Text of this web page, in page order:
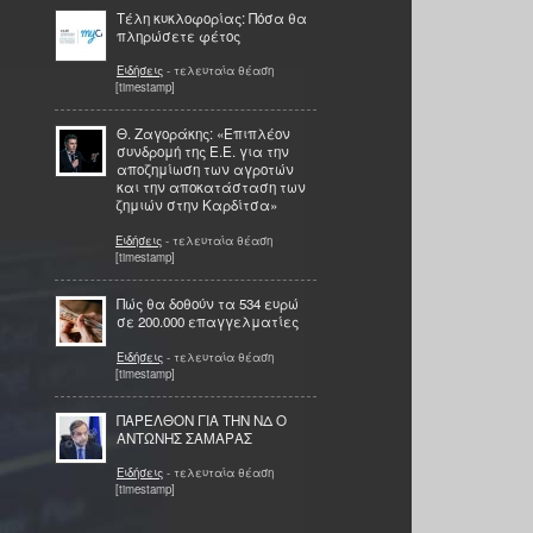
Τέλη κυκλοφορίας: Πόσα θα
πληρώσετε φέτος
Ειδήσεις - τελευταία θέαση
[timestamp]
Θ. Ζαγοράκης: «Επιπλέον
συνδρομή της Ε.Ε. για την
αποζημίωση των αγροτών
και την αποκατάσταση των
ζημιών στην Καρδίτσα»
Ειδήσεις - τελευταία θέαση
[timestamp]
Πώς θα δοθούν τα 534 ευρώ
σε 200.000 επαγγελματίες
Ειδήσεις - τελευταία θέαση
[timestamp]
ΠΑΡΕΛΘΟΝ ΓΙΑ ΤΗΝ ΝΔ Ο
ΑΝΤΩΝΗΣ ΣΑΜΑΡΑΣ
Ειδήσεις - τελευταία θέαση
[timestamp]